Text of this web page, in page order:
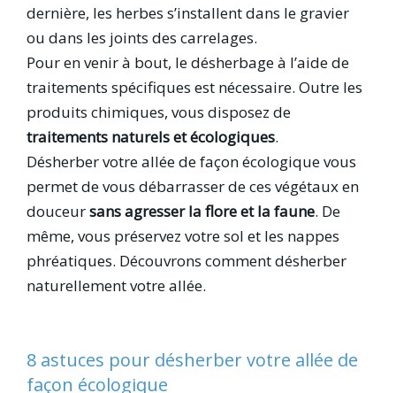
dernière, les herbes s’installent dans le gravier
ou dans les joints des carrelages.
Pour en venir à bout, le désherbage à l’aide de
traitements spécifiques est nécessaire. Outre les
produits chimiques, vous disposez de
traitements naturels et écologiques.
Désherber votre allée de façon écologique vous
permet de vous débarrasser de ces végétaux en
douceursans agresser la flore et la faune. De
même, vous préservez votre sol et les nappes
phréatiques. Découvrons comment désherber
naturellement votre allée.
8 astuces pour désherber votre allée de
façon écologique